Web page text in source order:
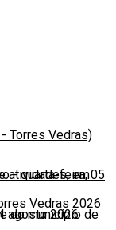
Torres Vedras)
-quarta-feira, 05
atividades, em
agosto 2026
do município de